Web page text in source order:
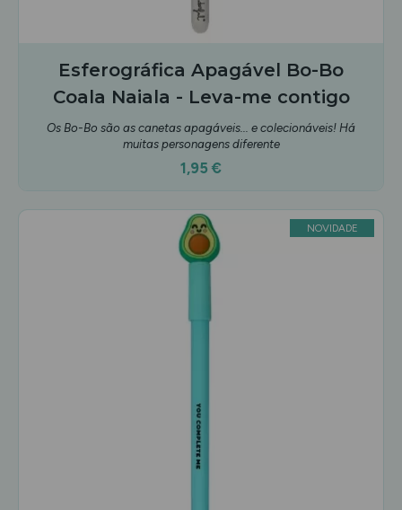
Esferográfica Apagável Bo-Bo
Coala Naiala - Leva-me contigo
Os Bo-Bo são as canetas apagáveis... e colecionáveis! Há
muitas personagens diferente
1,95 €
NOVIDADE